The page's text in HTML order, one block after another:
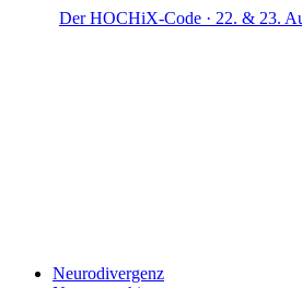
HOCHiX-Code · 22. & 23. August ·
Neurodivergenz